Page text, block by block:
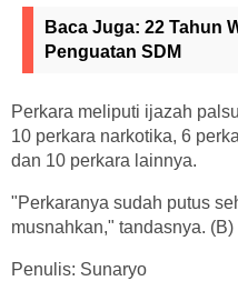
Baca Juga: 22 Tahun
Penguatan SDM
Perkara meliputi ijazah
10 perkara narkotika, 6
dan 10 perkara lainnya.
"Perkaranya sudah putus
musnahkan," tandasnya. (B)
Penulis: Sunaryo